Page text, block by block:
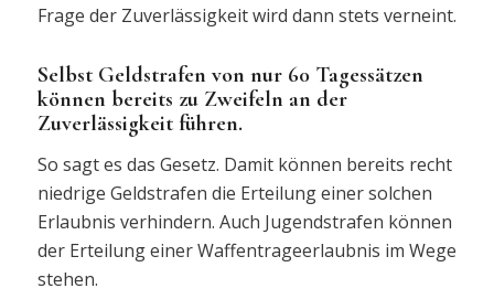
Frage der Zuverlässigkeit wird dann stets verneint.
Selbst Geldstrafen von nur 60 Tagessätzen
können bereits zu Zweifeln an der
Zuverlässigkeit führen.
So sagt es das Gesetz. Damit können bereits recht
niedrige Geldstrafen die Erteilung einer solchen
Erlaubnis verhindern. Auch Jugendstrafen können
der Erteilung einer Waffentrageerlaubnis im Wege
stehen.